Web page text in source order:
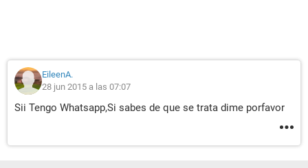
EileenA.
28 jun 2015 a las 07:07
Sii Tengo Whatsapp,Si sabes de que se trata dime porfavor